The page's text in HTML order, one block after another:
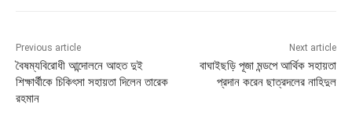
Previous article
বৈষম্যবিরোধী আন্দোলনে আহত দুই
শিক্ষার্থীকে চিকিৎসা সহায়তা দিলেন তারেক
রহমান
Next article
বাঘাইছড়ি পূজা মন্ডপে আর্থিক সহায়তা
প্রদান করেন ছাত্রদলের নাহিদুল